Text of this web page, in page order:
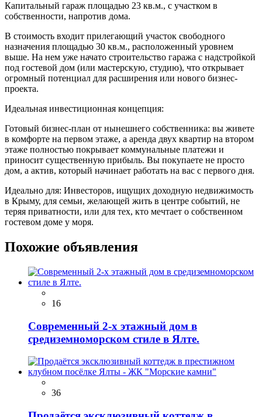
Капитальный гараж площадью 23 кв.м., с участком в
собственности, напротив дома.
В стоимость входит прилегающий участок свободного
назначения площадью 30 кв.м., расположенный уровнем
выше. На нем уже начато строительство гаража с надстройкой
под гостевой дом (или мастерскую, студию), что открывает
огромный потенциал для расширения или нового бизнес-
проекта.
Идеальная инвестиционная концепция:
Готовый бизнес-план от нынешнего собственника: вы живете
в комфорте на первом этаже, а аренда двух квартир на втором
этаже полностью покрывает коммунальные платежи и
приносит существенную прибыль. Вы покупаете не просто
дом, а актив, который начинает работать на вас с первого дня.
Идеально для: Инвесторов, ищущих доходную недвижимость
в Крыму, для семьи, желающей жить в центре событий, не
теряя приватности, или для тех, кто мечтает о собственном
гостевом доме у моря.
Похожие объявления
16
Современный 2-х этажный дом в
средиземноморском стиле в Ялте.
36